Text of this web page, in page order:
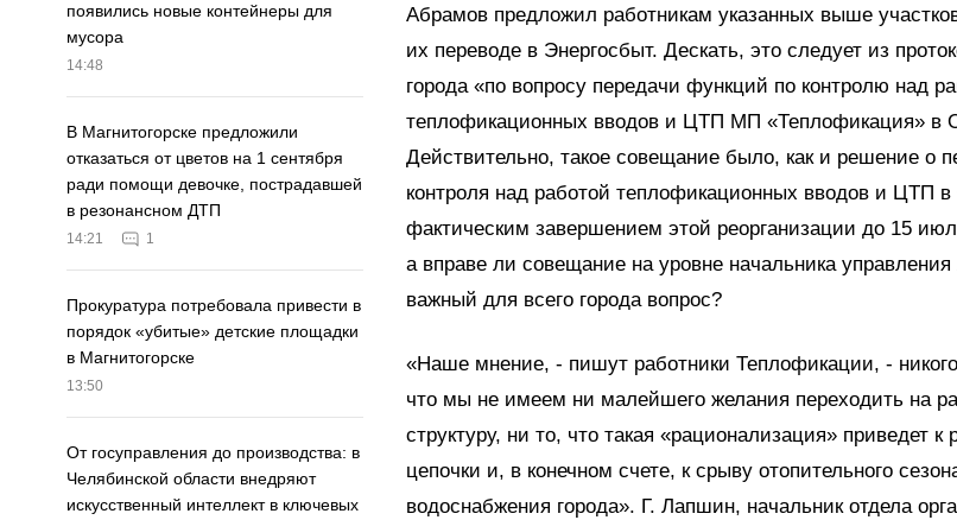
появились новые контейнеры для
мусора
14:48
В Магнитогорске предложили
отказаться от цветов на 1 сентября
ради помощи девочке, пострадавшей
в резонансном ДТП
14:21 1
Прокуратура потребовала привести в
порядок «убитые» детские площадки
в Магнитогорске
13:50
От госуправления до производства: в
Челябинской области внедряют
искусственный интеллект в ключевых
Абрамов предложил работникам указанных выше
их переводе в Энергосбыт. Дескать, это следует из
города «по вопросу передачи функций по контролю над
теплофикационных вводов и ЦТП МП «Теплофикация» в
Действительно, такое совещание было, как и решение о
контроля над работой теплофикационных вводов и ЦТП
фактическим завершением этой реорганизации до 15
а вправе ли совещание на уровне начальника
важный для всего города вопрос?
«Наше мнение, - пишут работники Теплофикации, -
что мы не имеем ни малейшего желания переходить на
структуру, ни то, что такая «рационализация» приведет к
цепочки и, в конечном счете, к срыву отопительного
водоснабжения города». Г. Лапшин, начальник отдела